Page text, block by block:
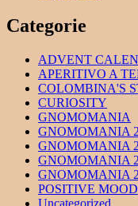
Categorie
ADVENT
APERITIVO A
COLOMBINA'S
CURIOSITY
GNOMOMANIA
GNOMOMANIA
GNOMOMANIA
GNOMOMANIA
GNOMOMANIA
POSITIVE MOOD
Uncategorized